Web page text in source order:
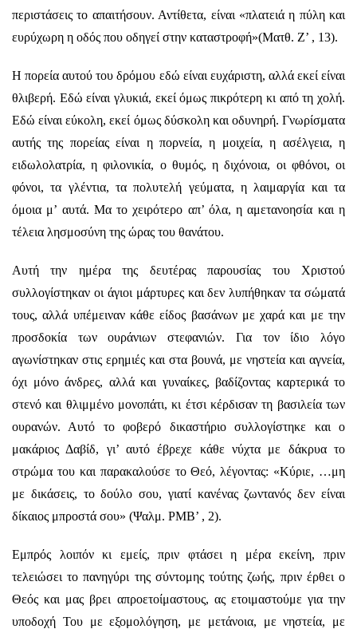
περιστάσεις το απαιτήσουν. Αντίθετα, είναι «πλατειά η πύλη και
ευρύχωρη η οδός που οδηγεί στην καταστροφή»(Ματθ. Ζ’ , 13).
Η πορεία αυτού του δρόμου εδώ είναι ευχάριστη, αλλά εκεί είναι
θλιβερή. Εδώ είναι γλυκιά, εκεί όμως πικρότερη κι από τη χολή.
Εδώ είναι εύκολη, εκεί όμως δύσκολη και οδυνηρή. Γνωρίσματα
αυτής της πορείας είναι η πορνεία, η μοιχεία, η ασέλγεια, η
ειδωλολατρία, η φιλονικία, ο θυμός, η διχόνοια, οι φθόνοι, οι
φόνοι, τα γλέντια, τα πολυτελή γεύματα, η λαιμαργία και τα
όμοια μ’ αυτά. Μα το χειρότερο απ’ όλα, η αμετανοησία και η
τέλεια λησμοσύνη της ώρας του θανάτου.
Αυτή την ημέρα της δευτέρας παρουσίας του Χριστού
συλλογίστηκαν οι άγιοι μάρτυρες και δεν λυπήθηκαν τα σώματά
τους, αλλά υπέμειναν κάθε είδος βασάνων με χαρά και με την
προσδοκία των ουράνιων στεφανιών. Για τον ίδιο λόγο
αγωνίστηκαν στις ερημιές και στα βουνά, με νηστεία και αγνεία,
όχι μόνο άνδρες, αλλά και γυναίκες, βαδίζοντας καρτερικά το
στενό και θλιμμένο μονοπάτι, κι έτσι κέρδισαν τη βασιλεία των
ουρανών. Αυτό το φοβερό δικαστήριο συλλογίστηκε και ο
μακάριος Δαβίδ, γι’ αυτό έβρεχε κάθε νύχτα με δάκρυα το
στρώμα του και παρακαλούσε το Θεό, λέγοντας: «Κύριε, …μη
με δικάσεις, το δούλο σου, γιατί κανένας ζωντανός δεν είναι
δίκαιος μπροστά σου» (Ψαλμ. ΡΜΒ’ , 2).
Εμπρός λοιπόν κι εμείς, πριν φτάσει η μέρα εκείνη, πριν
τελειώσει το πανηγύρι της σύντομης τούτης ζωής, πριν έρθει ο
Θεός και μας βρει απροετοίμαστους, ας ετοιμαστούμε για την
υποδοχή Του με εξομολόγηση, με μετάνοια, με νηστεία, με